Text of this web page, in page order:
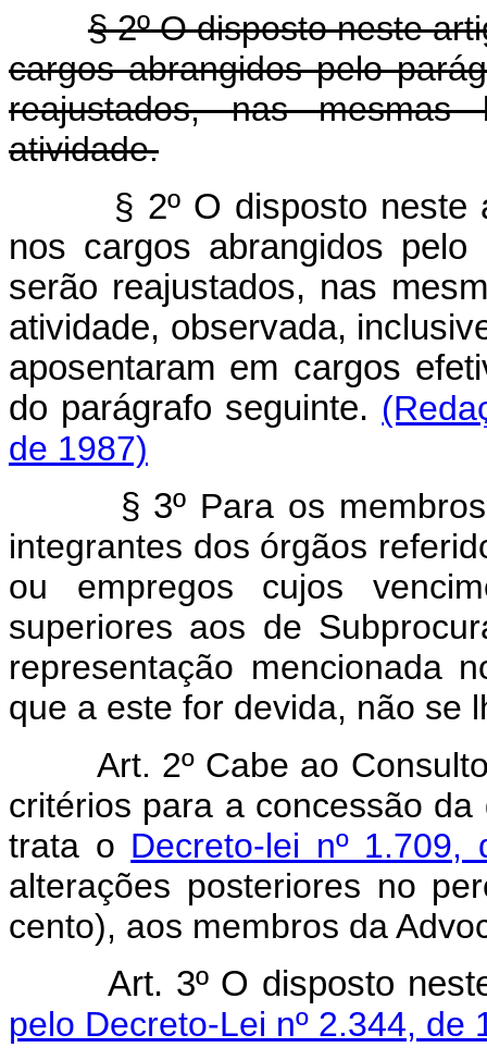
§ 2ºO disposto neste
cargos abrangidos pelo
reajustados, nas
atividade.
§ 2º O disposto neste
nos cargos abrangidos pelo
serão reajustados, nas
atividade, observada,
aposentaram em cargos
do parágrafo seguinte.
de 1987)
§ 3º Para os
integrantes dos órgãos
ou empregos cujos
superiores aos de
representação mencionada
que a este for devida, não se
Art. 2º Cabe ao
critérios para a concessão
trata o Decreto-lei nº
alterações posteriores no
cento), aos membros da
Art. 3º O disposto
pelo Decreto-Lei nº 2.344, de